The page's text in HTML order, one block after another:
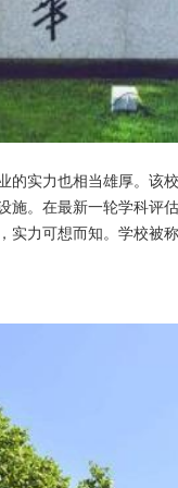
的实力也相当雄厚。该
施。在最新一轮学科评
力可想而知。学校被